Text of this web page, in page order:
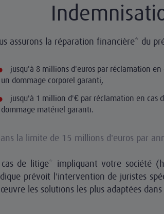
assurons la réparation financière* du
jusqu'à 8 millions d'euros par réclamation
un dommage corporel garanti,
jusqu'à 1 million d'€ par réclamation en cas
dommage matériel garanti.
la limite de 15 millions d'euros par
cas de litige* impliquant votre société
prévoit l'intervention de juristes
les solutions les plus adaptées